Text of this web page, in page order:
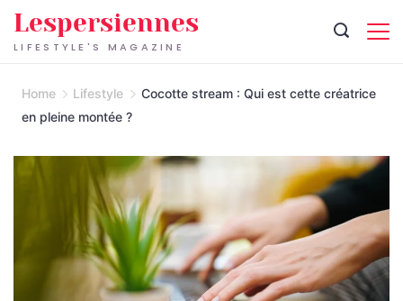
Skip
toLIFESTYLE'S MAGAZINE
Lespersiennes
Home Lifestyle
Cocotte stream : Qui est cette créatrice
en pleine montée ?